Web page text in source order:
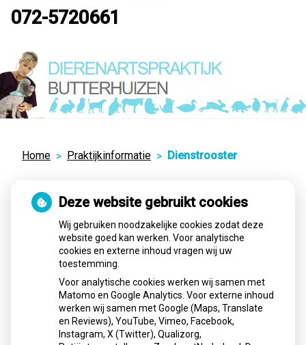
072-5720661
Home Praktijkinformatie Dienstrooster
Dienstrooster en
contactgegevens
Voor avond, nacht en weekenddiensten belt u
, u hoort dan via een antwoordapparaat wie de
dienstdoende dierenarts is.
Dierenartspraktijk
Deze website gebruikt cookies
Wij gebruiken noodzakelijke cookies zodat deze
website goed kan werken. Voor analytische
cookies en externe inhoud vragen wij uw
toestemming.
Voor analytische cookies werken wij samen met
Matomo en Google Analytics. Voor externe inhoud
werken wij samen met Google (Maps, Translate
en Reviews), YouTube, Vimeo, Facebook,
Instagram, X (Twitter), Qualizorg,